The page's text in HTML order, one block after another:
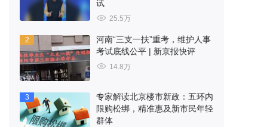
试
25.5万
2
河南“三支一扶”重考，维护人事
考试底线公平 | 新京报快评
14.8万
3
专家解读北京楼市新政：五环内
限购松绑，精准惠及新市民年轻
群体